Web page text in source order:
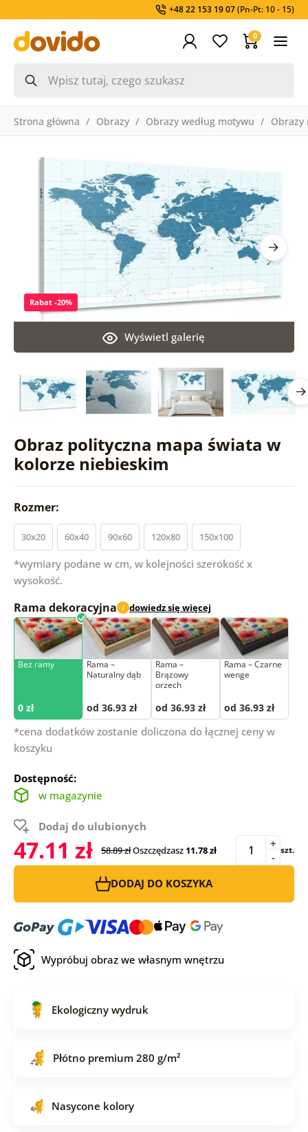
+48 22 153 19 07(Pn-Pt: 10 - 15)
0
Strona główna Obrazy Obrazy według motywu Obrazy
Obraz polityczna mapa świata w
kolorze niebieskim
Wyświetl galerię
Rabat -20%
Rozmer:
30x20 60x40 90x60 120x80 150x100
*wymiary podane w cm, w kolejności szerokość x
wysokość.
Rama dekoracyjna i dowiedz się więcej
Bez ramy
0 zł
Rama –
Naturalny dąb
od 36.93 zł
Rama –
Brązowy
orzech
od 36.93 zł
Rama – Czarne
wenge
od 36.93 zł
*cena dodatków zostanie doliczona do łącznej ceny w
koszyku
Dostępność:
w magazynie
Dodaj do ulubionych
47.11 zł 58.89 złOszczędzasz11.78 zł -
+ szt.
DODAJ DO KOSZYKA
Wypróbuj obraz we własnym wnętrzu
Ekologiczny wydruk
Płótno premium 280 g/m²
Nasycone kolory